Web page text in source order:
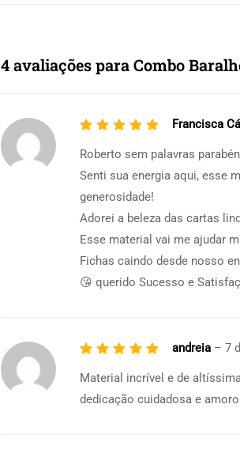
4 avaliações paraCombo
Avaliação
Francisca
Roberto sem palavras
Senti sua energia aqui, esse
generosidade!
Adorei a beleza das cartas
Esse material vai me ajudar
Fichas caindo desde nosso
😘 querido Sucesso e
Avaliação
andreia – 7
Material incrível e de
dedicação cuidadosa e